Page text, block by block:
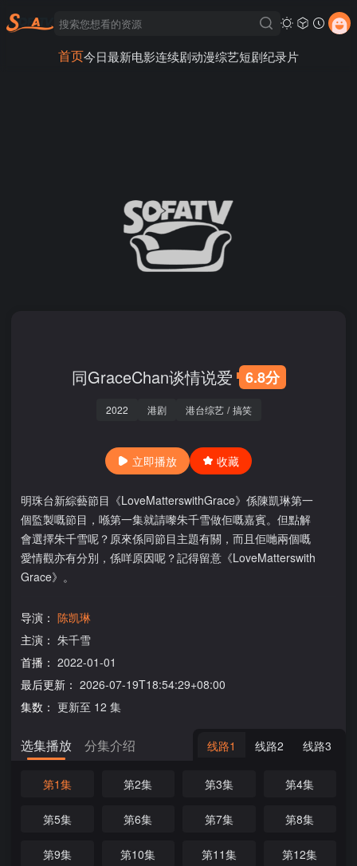
首页今日最新电影连续剧动漫综艺短剧纪录片
同GraceChan谈情说爱 6.8分
2022 港剧 港台综艺 / 搞笑
立即播放 收藏
明珠台新綜藝節目《LoveMatterswithGrace》係陳凱琳第一
個監製嘅節目，喺第一集就請嚟朱千雪做佢嘅嘉賓。但點解
會選擇朱千雪呢？原來係同節目主題有關，而且佢哋兩個嘅
愛情觀亦有分別，係咩原因呢？記得留意《LoveMatterswith
Grace》。
导演： 陈凯琳
主演： 朱千雪
首播： 2022-01-01
最后更新： 2026-07-19T18:54:29+08:00
集数： 更新至 12 集
选集播放 分集介绍 线路1 线路2 线路3
第1集 第2集 第3集 第4集
第5集 第6集 第7集 第8集
第9集 第10集 第11集 第12集